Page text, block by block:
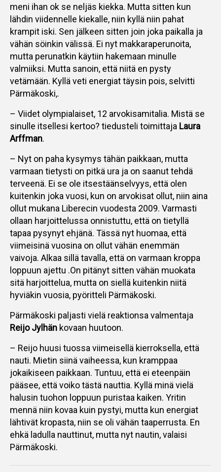
meni ihan ok se neljäs kiekka. Mutta sitten kun
lähdin viidennelle kiekalle, niin kyllä niin pahat
krampit iski. Sen jälkeen sitten join joka paikalla ja
vähän söinkin välissä. Ei nyt makkaraperunoita,
mutta perunatkin käytiin hakemaan minulle
valmiiksi. Mutta sanoin, että niitä en pysty
vetämään. Kyllä veti energiat täysin pois, selvitti
Pärmäkoski,.
– Viidet olympialaiset, 12 arvokisamitalia. Mistä se
sinulle itsellesi kertoo? tiedusteli toimittaja Laura
Arffman.
– Nyt on paha kysymys tähän paikkaan, mutta
varmaan tietysti on pitkä ura ja on saanut tehdä
terveenä. Ei se ole itsestäänselvyys, että olen
kuitenkin joka vuosi, kun on arvokisat ollut, niin aina
ollut mukana Liberecin vuodesta 2009. Varmasti
ollaan harjoittelussa onnistuttu, että on tietyllä
tapaa pysynyt ehjänä. Tässä nyt huomaa, että
viimeisinä vuosina on ollut vähän enemmän
vaivoja. Alkaa sillä tavalla, että on varmaan kroppa
loppuun ajettu .On pitänyt sitten vähän muokata
sitä harjoittelua, mutta on siellä kuitenkin niitä
hyviäkin vuosia, pyöritteli Pärmäkoski.
Pärmäkoski paljasti vielä reaktionsa valmentaja
Reijo Jylhän kovaan huutoon.
– Reijo huusi tuossa viimeisellä kierroksella, että
nauti. Mietin siinä vaiheessa, kun kramppaa
jokaikiseen paikkaan. Tuntuu, että ei eteenpäin
pääsee, että voiko tästä nauttia. Kyllä minä vielä
halusin tuohon loppuun puristaa kaiken. Yritin
mennä niin kovaa kuin pystyi, mutta kun energiat
lähtivät kropasta, niin se oli vähän taaperrusta. En
ehkä ladulla nauttinut, mutta nyt nautin, valaisi
Pärmäkoski.